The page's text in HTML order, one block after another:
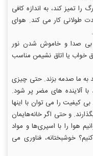
تمیز کند، به اندازه کافی
طولانی کار می کند. هوای
بی صدا و خاموش شدن نور
خواب یا اتاق نشیمن مناسب
به ما صدمه بزند. حتی چیزی
آلاینده های مضر پر شود.
کیفیت را می توان با اینها
و حتی اگر خانه‌هایمان
هوا را با اسپری‌ها و مواد
خوشبختانه، فناوری می